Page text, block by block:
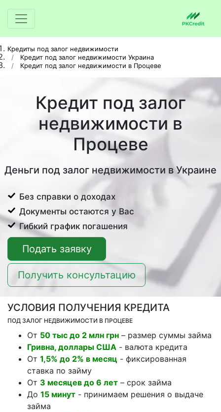
Кредиты под залог недвижимости
Кредит под залог недвижимости Украина
Кредит под залог недвижимости в Процеве
Кредит под залог
недвижимости в
Процеве
Деньги под залог недвижимости в Украине
Без справки о доходах
Документы остаются у Вас
Гибкий график погашения
Подать заявку
Получить консультацию
УСЛОВИЯ ПОЛУЧЕНИЯ КРЕДИТА
ПОД ЗАЛОГ НЕДВИЖИМОСТИ В ПРОЦЕВЕ
От 50 тыс до 2 млн грн – размер суммы займа
Гривна, доллары США - валюта кредита
От 1,5% до 2% в месяц - фиксированная
ставка по займу
От 3 месяцев до 6 лет – срок займа
До 15 минут - принимаем решения о выдаче
займа